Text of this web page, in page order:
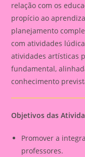
relação com os
propício ao
planejamento
com atividades
atividades artísticas
fundamental,
conhecimento
Objetivos das
Promover a
professores.